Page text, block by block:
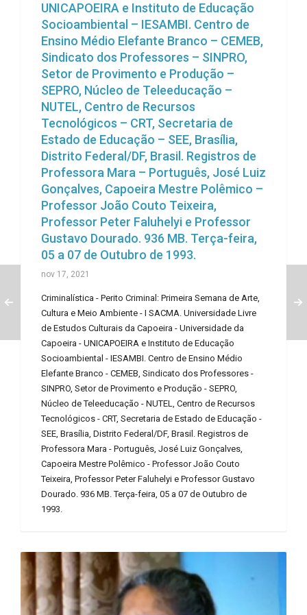
UNICAPOEIRA e Instituto de Educação
Socioambiental – IESAMBI. Centro de
Ensino Médio Elefante Branco – CEMEB,
Sindicato dos Professores – SINPRO,
Setor de Provimento e Produção –
SEPRO, Núcleo de Teleeducação –
NUTEL, Centro de Recursos
Tecnológicos – CRT, Secretaria de
Estado de Educação – SEE, Brasília,
Distrito Federal/DF, Brasil. Registros de
Professora Mara – Português, José Luiz
Gonçalves, Capoeira Mestre Polêmico –
Professor João Couto Teixeira,
Professor Peter Faluhelyi e Professor
Gustavo Dourado. 936 MB. Terça-feira,
05 a 07 de Outubro de 1993.
nov 17, 2021
Criminalística - Perito Criminal: Primeira Semana de Arte,
Cultura e Meio Ambiente - I SACMA. Universidade Livre
de Estudos Culturais da Capoeira - Universidade da
Capoeira - UNICAPOEIRA e Instituto de Educação
Socioambiental - IESAMBI. Centro de Ensino Médio
Elefante Branco - CEMEB, Sindicato dos Professores -
SINPRO, Setor de Provimento e Produção - SEPRO,
Núcleo de Teleeducação - NUTEL, Centro de Recursos
Tecnológicos - CRT, Secretaria de Estado de Educação -
SEE, Brasília, Distrito Federal/DF, Brasil. Registros de
Professora Mara - Português, José Luiz Gonçalves,
Capoeira Mestre Polêmico - Professor João Couto
Teixeira, Professor Peter Faluhelyi e Professor Gustavo
Dourado. 936 MB. Terça-feira, 05 a 07 de Outubro de
1993.